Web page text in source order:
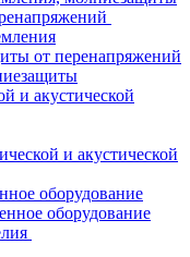
от перенапряжений
и акустической
и акустической
оборудование
оборудование